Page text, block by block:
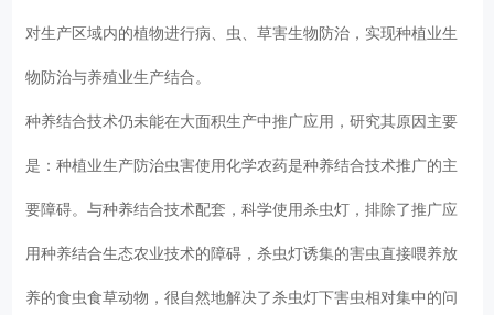
对生产区域内的植物进行病、虫、草害生物防治，实现种植业生
物防治与养殖业生产结合。
种养结合技术仍未能在大面积生产中推广应用，研究其原因主要
是：种植业生产防治虫害使用化学农药是种养结合技术推广的主
要障碍。与种养结合技术配套，科学使用杀虫灯，排除了推广应
用种养结合生态农业技术的障碍，杀虫灯诱集的害虫直接喂养放
养的食虫食草动物，很自然地解决了杀虫灯下害虫相对集中的问